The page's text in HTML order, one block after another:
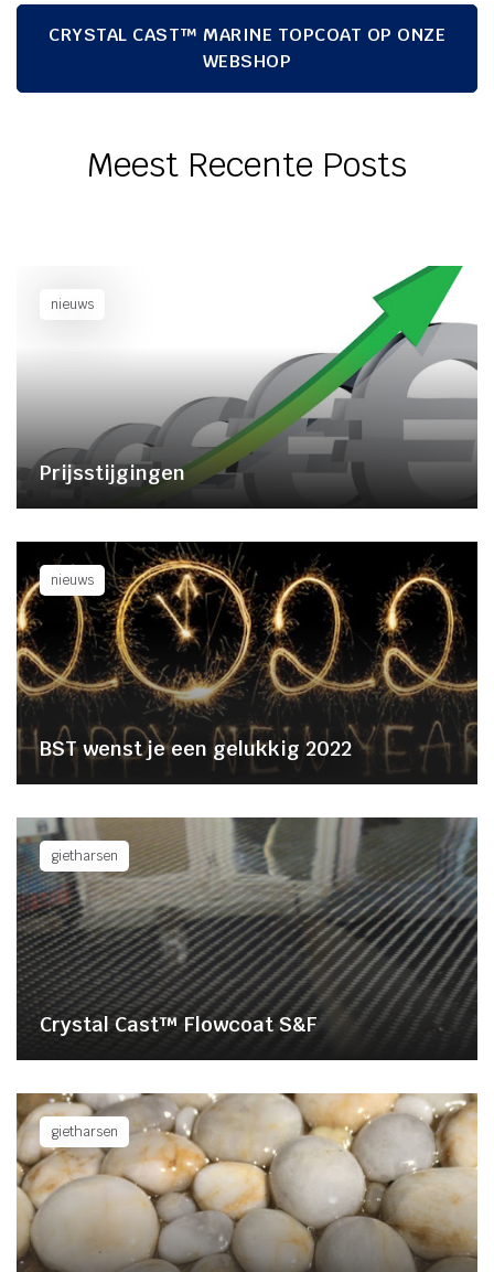
CRYSTAL CAST™ MARINE TOPCOAT OP ONZE
WEBSHOP
Meest Recente Posts
Prijsstijgingen
nieuws
BST wenst je een gelukkig 2022
nieuws
Crystal Cast™ Flowcoat S&F
gietharsen
gietharsen